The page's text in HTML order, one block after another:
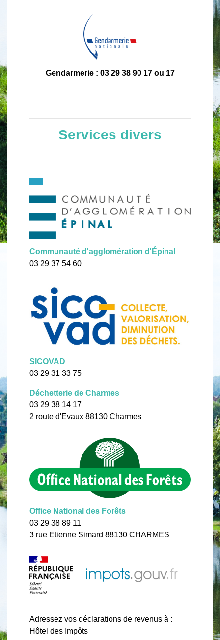
Gendarmerie : 03 29 38 90 17 ou 17
Services divers
Communauté d'agglomération d'Épinal
03 29 37 54 60
SICOVAD
03 29 31 33 75
Déchetterie de Charmes
03 29 38 14 17
2 route d'Evaux 88130 Charmes
Office National des Forêts
03 29 38 89 11
3 rue Etienne Simard 88130 CHARMES
Adressez vos déclarations de revenus à :
Hôtel des Impôts